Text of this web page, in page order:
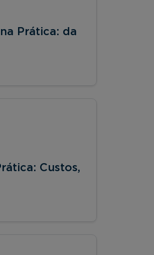
Prática: da
Custos,